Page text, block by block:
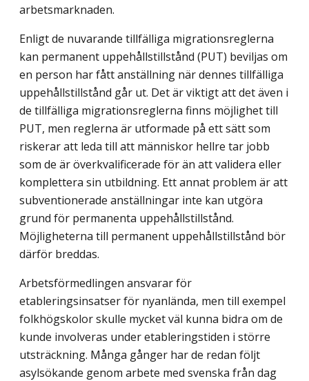
arbetsmarknaden.
Enligt de nuvarande tillfälliga migrationsreglerna
kan permanent uppehållstillstånd (PUT) beviljas om
en person har fått anställning när dennes tillfälliga
uppehållstillstånd går ut. Det är viktigt att det även i
de tillfälliga migrationsreglerna finns möjlighet till
PUT, men reglerna är utformade på ett sätt som
riskerar att leda till att människor hellre tar jobb
som de är överkvalificerade för än att validera eller
komplettera sin utbildning. Ett annat problem är att
subventionerade anställningar inte kan utgöra
grund för permanenta uppehållstillstånd.
Möjligheterna till permanent uppehållstillstånd bör
därför breddas.
Arbetsförmedlingen ansvarar för
etableringsinsatser för nyanlända, men till exempel
folkhögskolor skulle mycket väl kunna bidra om de
kunde involveras under etableringstiden i större
utsträckning. Många gånger har de redan följt
asylsökande genom arbete med svenska från dag